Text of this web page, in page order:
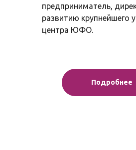
предприниматель,
развитию крупнейшего
центра ЮФО.
Подробнее